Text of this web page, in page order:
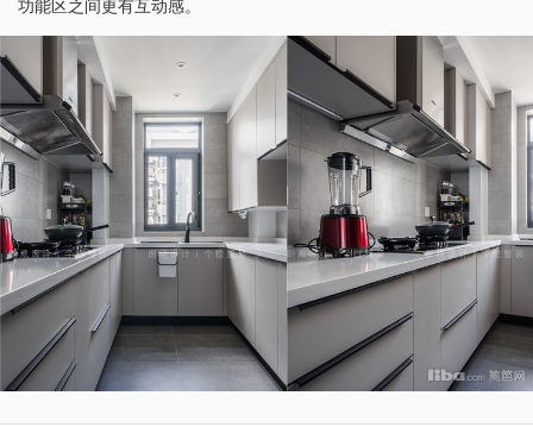
功能区之间更有互动感。